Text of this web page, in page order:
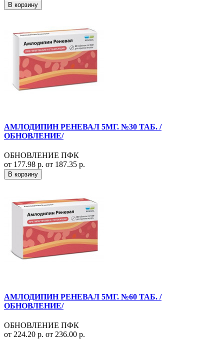
В корзину
АМЛОДИПИН РЕНЕВАЛ 5МГ. №30 ТАБ. /
ОБНОВЛЕНИЕ/
ОБНОВЛЕНИЕ ПФК
от 177.98 р. от 187.35 р.
В корзину
АМЛОДИПИН РЕНЕВАЛ 5МГ. №60 ТАБ. /
ОБНОВЛЕНИЕ/
ОБНОВЛЕНИЕ ПФК
от 224.20 р. от 236.00 р.